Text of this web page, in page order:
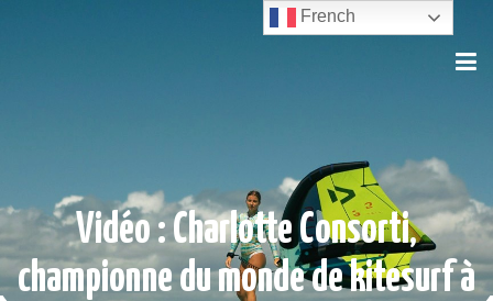
Vidéo : Charlotte Consorti,
championne du monde de kitesurf à
French